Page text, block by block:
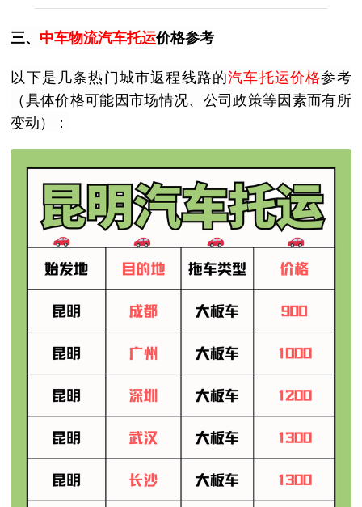
三、 中车物流汽车托运价格参考
以下是几条热门城市返程线路的汽车托运价格参考
（具体价格可能因市场情况、公司政策等因素而有所
变动）：